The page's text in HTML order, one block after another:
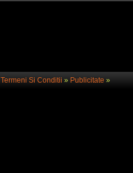
Termeni Si Conditii » Publicitate»